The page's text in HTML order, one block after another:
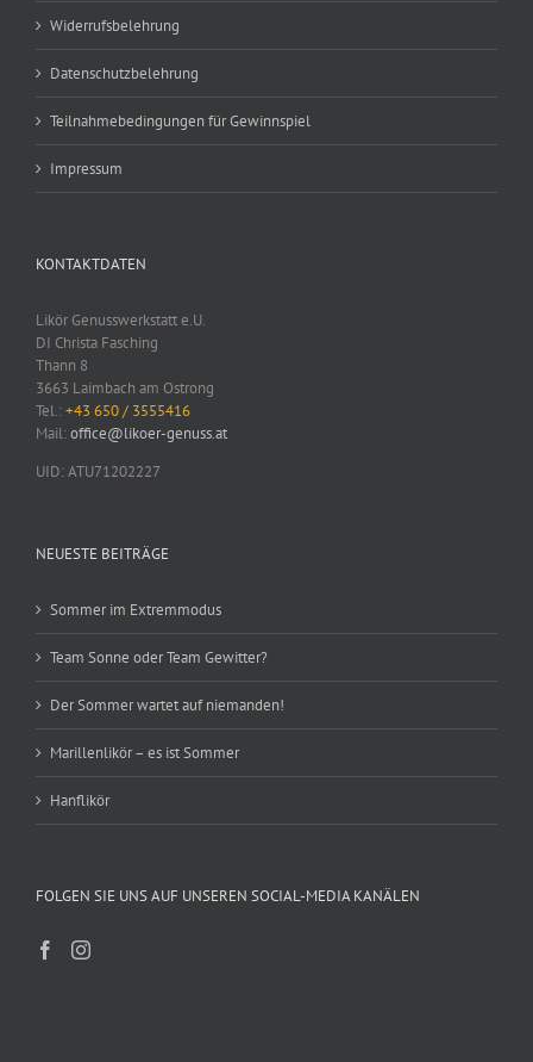
Widerrufsbelehrung
Datenschutzbelehrung
Teilnahmebedingungen für Gewinnspiel
Impressum
KONTAKTDATEN
Likör Genusswerkstatt e.U.
DI Christa Fasching
Thann 8
3663 Laimbach am Ostrong
Tel.:+43 650 / 3555416
Mail:office@likoer-genuss.at
UID: ATU71202227
NEUESTE BEITRÄGE
Sommer im Extremmodus
Team Sonne oder Team Gewitter?
Der Sommer wartet auf niemanden!
Marillenlikör – es ist Sommer
Hanflikör
FOLGEN SIE UNS AUF UNSEREN SOCIAL-MEDIA KANÄLEN